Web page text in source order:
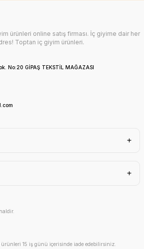
ürünleri online satış firması. İç giyime dair her
Toptan iç giyim ürünleri.
No:20 GİPAŞ TEKSTİL MAĞAZASI
ürünleri 15 iş günü içerisinde iade edebilirsiniz.